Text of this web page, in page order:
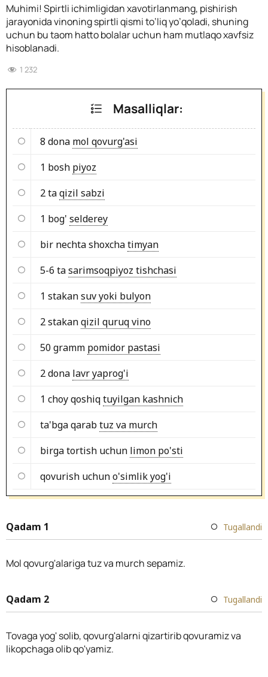
Muhimi! Spirtli ichimligidan xavotirlanmang, pishirish
jarayonida vinoning spirtli qismi to’liq yo’qoladi, shuning
uchun bu taom hatto bolalar uchun ham mutlaqo xavfsiz
hisoblanadi.
1 232
Masalliqlar:
8 dona mol qovurg'asi
1 bosh piyoz
2 taqizil sabzi
1 bog' selderey
bir nechta shoxchatimyan
5-6 tasarimsoqpiyoz tishchasi
1 stakansuv yoki bulyon
2 stakanqizil quruq vino
50 gramm pomidor pastasi
2 dona lavr yaprog'i
1 choy qoshiqtuyilgan kashnich
ta'bga qarabtuz va murch
birga tortish uchun limon po'sti
qovurish uchuno'simlik yog'i
Qadam 1 Tugallandi
Mol qovurg'alariga tuz va murch sepamiz.
Qadam 2 Tugallandi
Tovaga yog' solib, qovurg'alarni qizartirib qovuramiz va
likopchaga olib qo'yamiz.